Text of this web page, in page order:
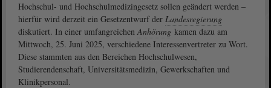
Hochschul- und Hochschulmedizingesetz sollen geändert werden –
hierfür wird derzeit ein Gesetzentwurf der Landesregierung
diskutiert. In einer umfangreichenAnhörung kamen dazu am
Mittwoch, 25. Juni 2025, verschiedene Interessenvertreter zu Wort.
Diese stammten aus den Bereichen Hochschulwesen,
Studierendenschaft, Universitätsmedizin, Gewerkschaften und
Klinikpersonal.